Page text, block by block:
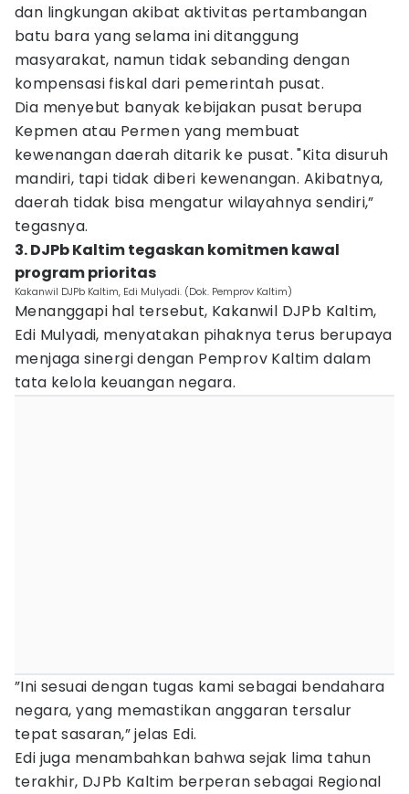
dan lingkungan akibat aktivitas pertambangan
batu bara yang selama ini ditanggung
masyarakat, namun tidak sebanding dengan
kompensasi fiskal dari pemerintah pusat.
Dia menyebut banyak kebijakan pusat berupa
Kepmen atau Permen yang membuat
kewenangan daerah ditarik ke pusat. "Kita disuruh
mandiri, tapi tidak diberi kewenangan. Akibatnya,
daerah tidak bisa mengatur wilayahnya sendiri,”
tegasnya.
3. DJPb Kaltim tegaskan komitmen kawal
program prioritas
Kakanwil DJPb Kaltim, Edi Mulyadi. (Dok. Pemprov Kaltim)
Menanggapi hal tersebut, Kakanwil DJPb Kaltim,
Edi Mulyadi, menyatakan pihaknya terus berupaya
menjaga sinergi dengan Pemprov Kaltim dalam
tata kelola keuangan negara.
”Ini sesuai dengan tugas kami sebagai bendahara
negara, yang memastikan anggaran tersalur
tepat sasaran,” jelas Edi.
Edi juga menambahkan bahwa sejak lima tahun
terakhir, DJPb Kaltim berperan sebagai Regional